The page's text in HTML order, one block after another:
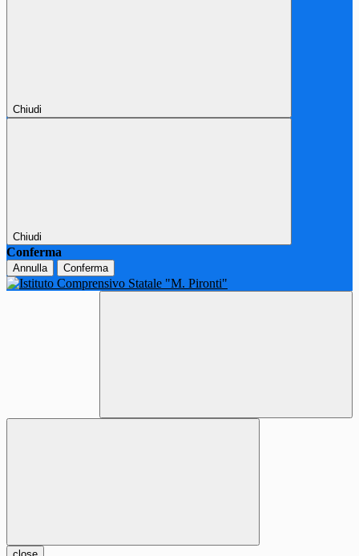
Chiudi
Chiudi
Conferma
Annulla Conferma